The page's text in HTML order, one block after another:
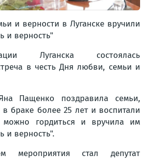
и верности в Луганске вручили
и верность"
Луганска состоялась
в честь Дня любви, семьи и
Пащенко поздравила семьи,
браке более 25 лет и воспитали
можно гордиться и вручила им
и верность".
мероприятия стал депутат